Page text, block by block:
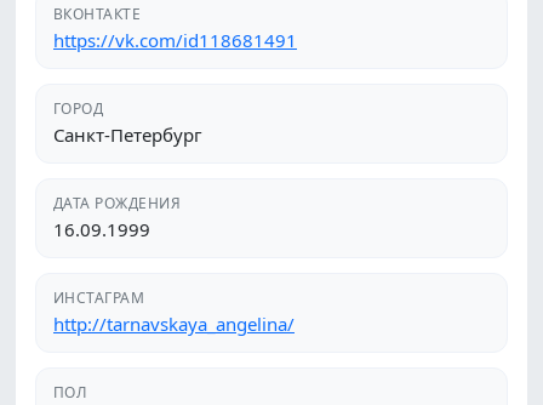
ВКОНТАКТЕ
https://vk.com/id118681491
ГОРОД
Санкт-Петербург
ДАТА РОЖДЕНИЯ
16.09.1999
ИНСТАГРАМ
http://tarnavskaya_angelina/
ПОЛ